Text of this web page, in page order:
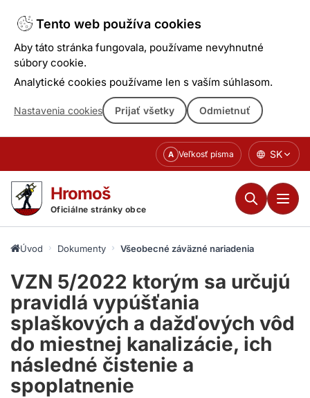
Tento web používa cookies
Aby táto stránka fungovala, používame nevyhnutné
súbory cookie.
Analytické cookies používame len s vaším súhlasom.
Nastavenia cookies Prijať všetky Odmietnuť
obsahu
A Veľkosť písma SK
Hromoš
Oficiálne stránky obce
Úvod Dokumenty Všeobecné záväzné nariadenia
VZN 5/2022 ktorým sa určujú
pravidlá vypúšťania
splaškových a dažďových vôd
do miestnej kanalizácie, ich
následné čistenie a
spoplatnenie